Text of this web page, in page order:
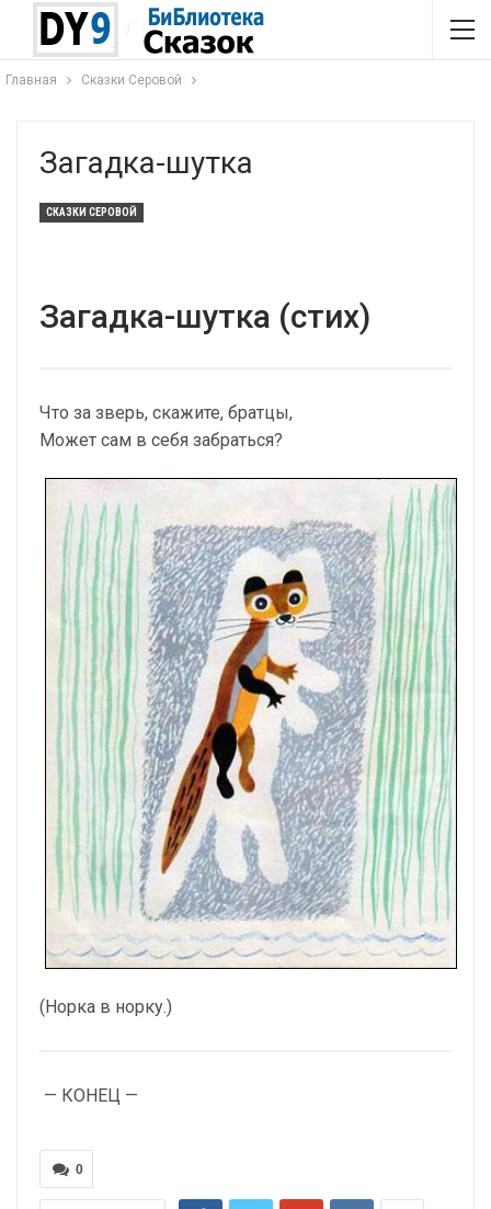
Главная Сказки Серовой
Загадка-шутка
СКАЗКИ СЕРОВОЙ
Загадка-шутка (стих)
Что за зверь, скажите, братцы,
Может сам в себя забраться?
(Норка в норку.)
— КОНЕЦ —
0